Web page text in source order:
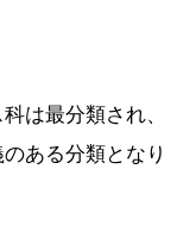
は最分類され、
ある分類となり